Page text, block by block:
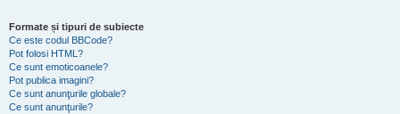
Formate și tipuri de subiecte
Ce este codul BBCode?
Pot folosi HTML?
Ce sunt emoticoanele?
Pot publica imagini?
Ce sunt anunţurile globale?
Ce sunt anunţurile?